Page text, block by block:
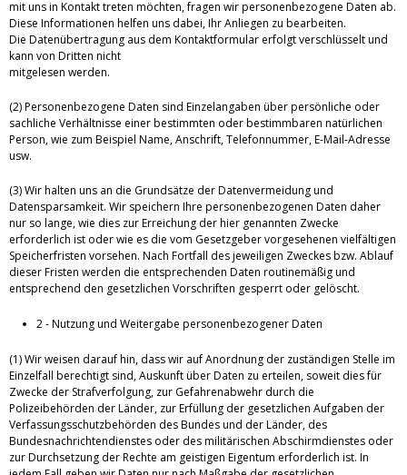
mit uns in Kontakt treten möchten, fragen wir personenbezogene Daten ab.
Diese Informationen helfen uns dabei, Ihr Anliegen zu bearbeiten.
Die Datenübertragung aus dem Kontaktformular erfolgt verschlüsselt und
kann von Dritten nicht
mitgelesen werden.
(2) Personenbezogene Daten sind Einzelangaben über persönliche oder
sachliche Verhältnisse einer bestimmten oder bestimmbaren natürlichen
Person, wie zum Beispiel Name, Anschrift, Telefonnummer, E-Mail-Adresse
usw.
(3) Wir halten uns an die Grundsätze der Datenvermeidung und
Datensparsamkeit. Wir speichern Ihre personenbezogenen Daten daher
nur so lange, wie dies zur Erreichung der hier genannten Zwecke
erforderlich ist oder wie es die vom Gesetzgeber vorgesehenen vielfältigen
Speicherfristen vorsehen. Nach Fortfall des jeweiligen Zweckes bzw. Ablauf
dieser Fristen werden die entsprechenden Daten routinemäßig und
entsprechend den gesetzlichen Vorschriften gesperrt oder gelöscht.
2 - Nutzung und Weitergabe personenbezogener Daten
(1) Wir weisen darauf hin, dass wir auf Anordnung der zuständigen Stelle im
Einzelfall berechtigt sind, Auskunft über Daten zu erteilen, soweit dies für
Zwecke der Strafverfolgung, zur Gefahrenabwehr durch die
Polizeibehörden der Länder, zur Erfüllung der gesetzlichen Aufgaben der
Verfassungsschutzbehörden des Bundes und der Länder, des
Bundesnachrichtendienstes oder des militärischen Abschirmdienstes oder
zur Durchsetzung der Rechte am geistigen Eigentum erforderlich ist. In